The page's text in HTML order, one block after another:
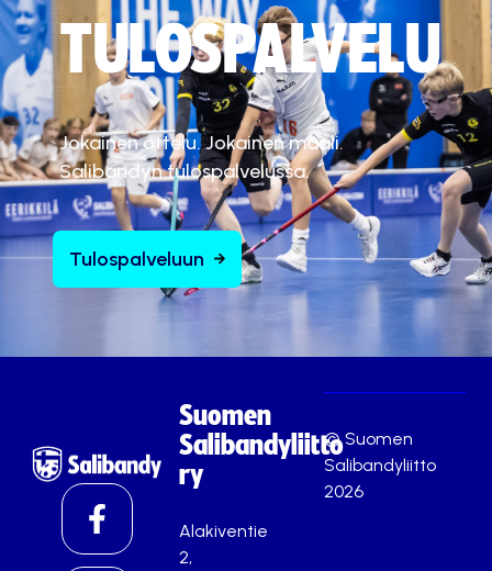
TULOSPALVELU
Jokainen ottelu. Jokainen maali.
Salibandyn tulospalvelussa.
Tulospalveluun
Suomen
Salibandyliitto
ry
Alakiventie
2,
© Suomen
Salibandyliitto
2026